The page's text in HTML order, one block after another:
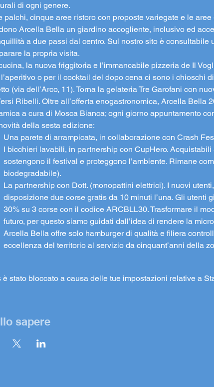
di ogni genere.
palchi, cinque aree ristoro con proposte variegate e le
Arcella Bella un giardino accogliente, inclusivo ed
a due passi dal centro. Sul nostro sito è
la propria visita.
la nuova friggitoria e l’immancabile pizzeria de Il
o per il cocktail del dopo cena ci sono i chioschi
(via dell’Arco, 11). Torna la gelateria Tre Garofani con
Ribelli. Oltre all’offerta enogastronomica, Arcella Bella
a cura di Mosca Bianca; ogni giorno appuntamento
della sesta edizione:
Una parete di arrampicata, in collaborazione con Crash
I bicchieri lavabili, in partnership con CupHero.
sostengono il festival e proteggono l’ambiente. Rimane
biodegradabile).
La partnership con Dott. (monopattini elettrici). I nuovi
disposizione due corse gratis da 10 minuti l’una. Gli utenti
30% su 3 corse con il codice ARCBLL30. Trasformare il
futuro, per questo siamo guidati dall’idea di rendere la
Arcella Bella offre solo hamburger di qualità e filiera
eccellenza del territorio al servizio da cinquant’anni della
è stato bloccato a causa delle tue impostazioni relative a
sapere